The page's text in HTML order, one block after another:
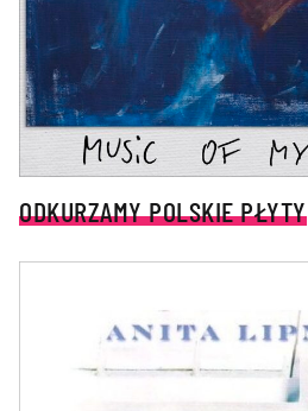
ODKURZAMY POLSKIE PŁYTY